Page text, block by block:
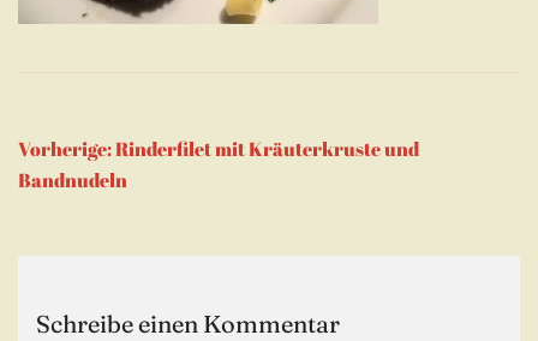
Beitragsnavigation
Vorherige:Rinderfilet mit Kräuterkruste und
Bandnudeln
Schreibe einen Kommentar